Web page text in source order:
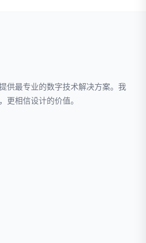
供最专业的数字技术解决方案。我
更相信设计的价值。